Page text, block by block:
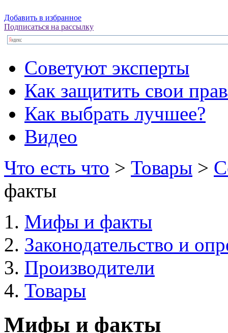
Добавить в избранное
Подписаться на рассылку
Советуют эксперты
Как защитить свои
Как выбрать лучшее?
Видео
Что есть что > Товары >
факты
Мифы и факты
Законодательство и
Производители
Товары
Мифы и факты